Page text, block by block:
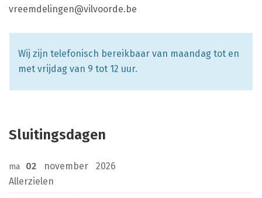
E-
vreemdelingen@vilvoorde.be
Wij zijn telefonisch bereikbaar van maandag tot en
met vrijdag van 9 tot 12 uur.
Sluitingsdagen
ma 02 november
2026
Allerzielen